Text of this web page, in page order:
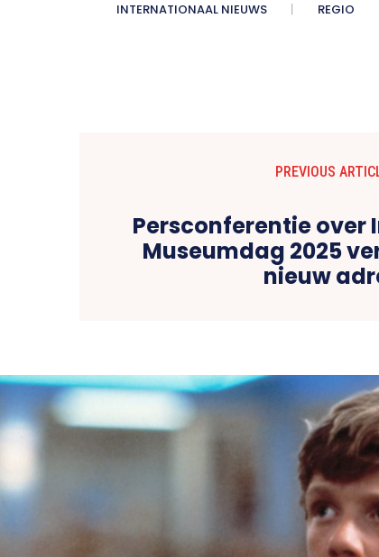
INTERNATIONAAL NIEUWS REGIO
PREVIOUS
Persconferentie
Museumdag 2025
nieuw